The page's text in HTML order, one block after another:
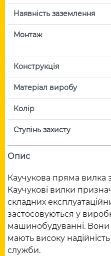
Наявність заземлення
Монтаж
Конструкція
Матеріал виробу
Колір
Ступінь захисту
Опис
Каучукова пряма вилка
Каучукові вилки
складних
застосовуються у
машинобудуванні. Вони
мають високу
служби.